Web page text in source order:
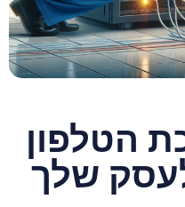
הטלפון
שלך